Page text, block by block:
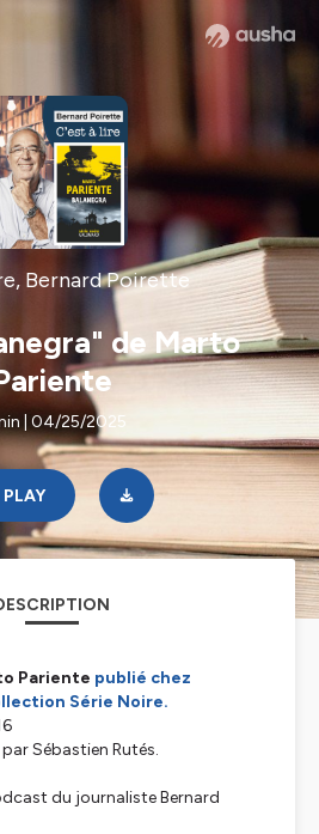
Bernard Poirette
de Marto
| 04/25/2025
PLAY
Pariente publié chez
Série Noire.
Sébastien Rutés.
du journaliste Bernard